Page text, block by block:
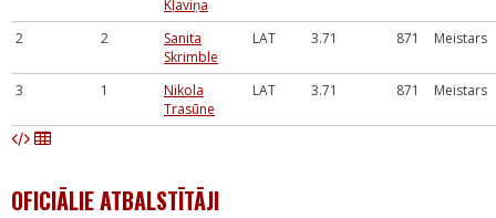
Kļaviņa
2 2
Sanita
Skrimble
LAT 3.71 871 Meistars
3 1
Nikola
Trasūne
LAT 3.71 871 Meistars
OFICIĀLIE ATBALSTĪTĀJI